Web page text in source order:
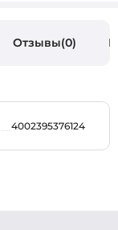
Отзывы(0)
4002395376124